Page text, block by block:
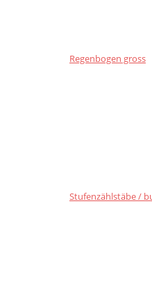
Regenbogen gross
Stufenzählstäbe /